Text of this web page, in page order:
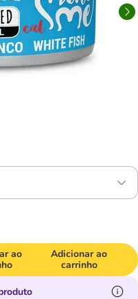
ao
Adicionar ao
carrinho